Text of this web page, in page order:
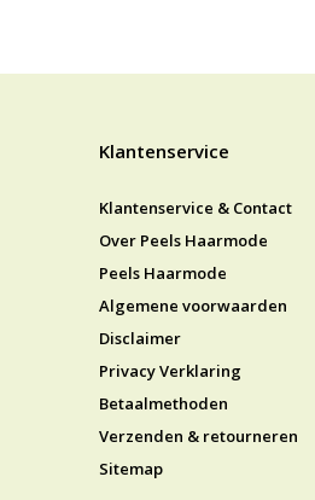
Klantenservice
Klantenservice & Contact
Over Peels Haarmode
Peels Haarmode
Algemene voorwaarden
Disclaimer
Privacy Verklaring
Betaalmethoden
Verzenden & retourneren
Sitemap